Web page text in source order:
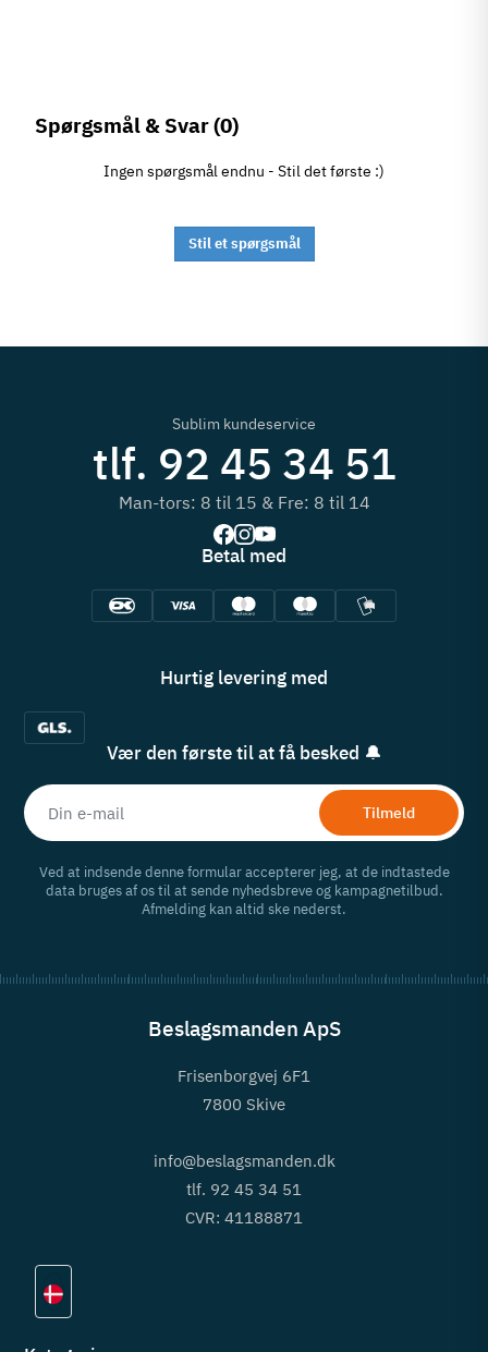
Spørgsmål & Svar(0)
Ingen spørgsmål endnu - Stil det første :)
Stil et spørgsmål
Sublim kundeservice
tlf. 92 45 34 51
Man-tors: 8 til 15 & Fre: 8 til 14
Betal med
Hurtig levering med
Vær den første til at få besked 🔔
Tilmeld
Ved at indsende denne formular accepterer jeg, at de indtastede
data bruges af os til at sende nyhedsbreve og kampagnetilbud.
Afmelding kan altid ske nederst.
Beslagsmanden ApS
Frisenborgvej 6F1
7800 Skive
info@beslagsmanden.dk
tlf. 92 45 34 51
CVR: 41188871